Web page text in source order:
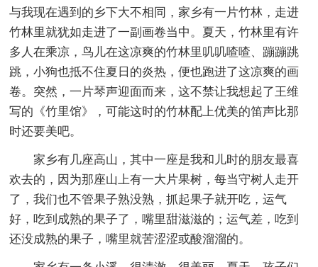
与我现在遇到的乡下大不相同，家乡有一片竹林，走进
竹林里就犹如走进了一副画卷当中。夏天，竹林里有许
多人在乘凉，鸟儿在这凉爽的竹林里叽叽喳喳、蹦蹦跳
跳，小狗也抵不住夏日的炎热，便也跑进了这凉爽的画
卷。突然，一片琴声迎面而来，这不禁让我想起了王维
写的《竹里馆》，可能这时的竹林配上优美的笛声比那
时还要美吧。
家乡有几座高山，其中一座是我和儿时的朋友最喜
欢去的，因为那座山上有一大片果树，每当守树人走开
了，我们也不管果子熟没熟，抓起果子就开吃，运气
好，吃到成熟的果子了，嘴里甜滋滋的；运气差，吃到
还没成熟的果子，嘴里就苦涩涩或酸溜溜的。